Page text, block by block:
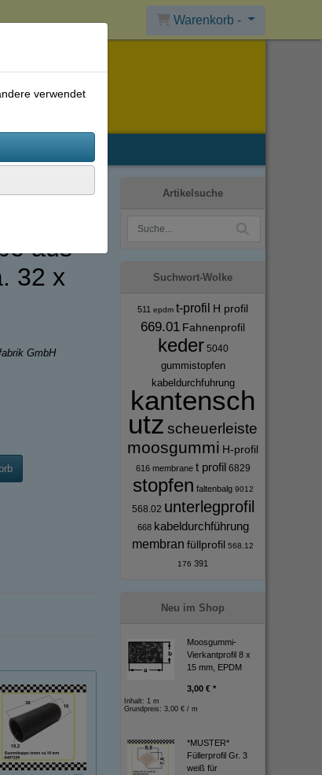
Warenkorb -
aus
32 x
GmbH
Artikelsuche
Suchwort-Wolke
511 epdm t-profil H profil
669.01 Fahnenprofil
keder 5040
gummistopfen
kabeldurchfuhrung
kantensch
utz scheuerleiste
moosgummi H-profil
616 membrane t profil 6829
stopfen faltenbalg 9012
568.02 unterlegprofil
668 kabeldurchführung
membran füllprofil 568.12
176 391
Neu im Shop
Moosgummi-
Vierkantprofil 8 x
15 mm, EPDM
3,00 € *
Inhalt: 1 m
Grundpreis: 3,00 € / m
*MUSTER*
Füllerprofil Gr. 3
weiß für
verwendet